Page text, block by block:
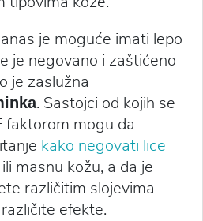
je moguće imati lepo
je negovano i zaštićeno
je zaslužna
. Sastojci od kojih se
faktorom mogu da
kako negovati lice
masnu kožu, a da je
različitim slojevima
efekte.